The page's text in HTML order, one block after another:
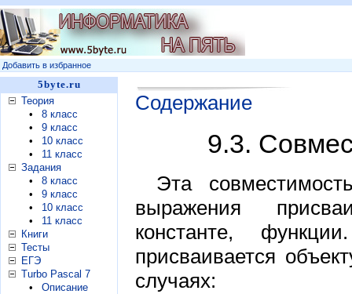
Добавить в избранное
5byte.ru
Теория
•
8 класс
•
9 класс
•
10 класс
•
11 класс
Задания
•
8 класс
•
9 класс
•
10 класс
•
11 класс
Книги
Тесты
ЕГЭ
Turbo Pascal 7
•
Описание
Содержание
9.3.
Эта
выражения
константе,
присваивается
случаях: